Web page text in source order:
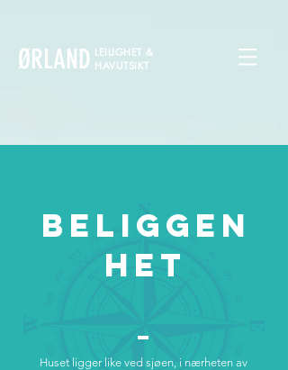
ØRLAND LEILIGHET &
HAVUTSIKT
Huset ligger like ved sjøen, i nærheten av
BELIGGEN
HET